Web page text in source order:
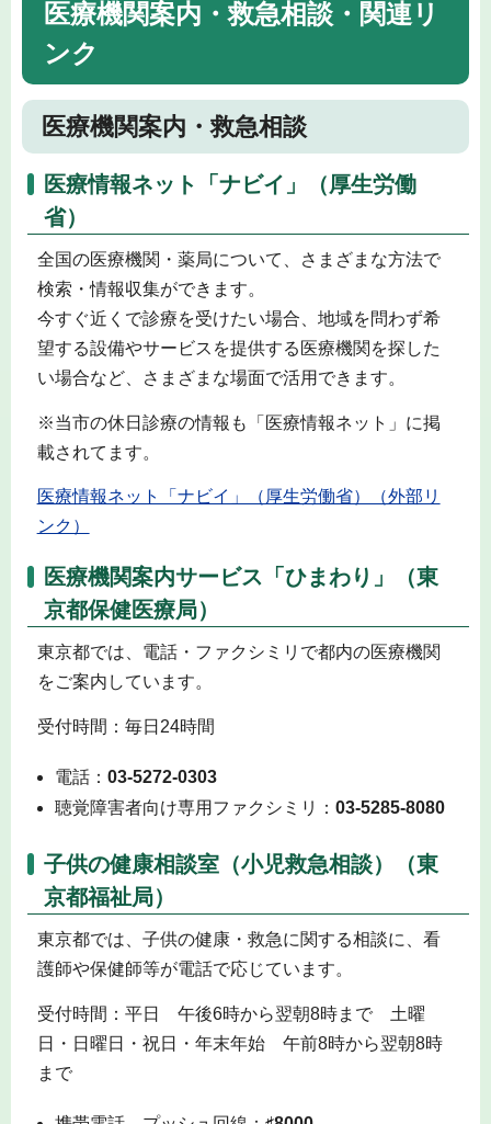
医療機関案内・救急相談・関連リ
ンク
医療機関案内・救急相談
医療情報ネット「ナビイ」（厚生労働
省）
全国の医療機関・薬局について、さまざまな方法で
検索・情報収集ができます。
今すぐ近くで診療を受けたい場合、地域を問わず希
望する設備やサービスを提供する医療機関を探した
い場合など、さまざまな場面で活用できます。
※当市の休日診療の情報も「医療情報ネット」に掲
載されてます。
医療情報ネット「ナビイ」（厚生労働省）（外部リ
ンク）
医療機関案内サービス「ひまわり」（東
京都保健医療局）
東京都では、電話・ファクシミリで都内の医療機関
をご案内しています。
受付時間：毎日24時間
電話： 03-5272-0303
聴覚障害者向け専用ファクシミリ： 03-5285-8080
子供の健康相談室（小児救急相談）（東
京都福祉局）
東京都では、子供の健康・救急に関する相談に、看
護師や保健師等が電話で応じています。
受付時間：平日 午後6時から翌朝8時まで 土曜
日・日曜日・祝日・年末年始 午前8時から翌朝8時
まで